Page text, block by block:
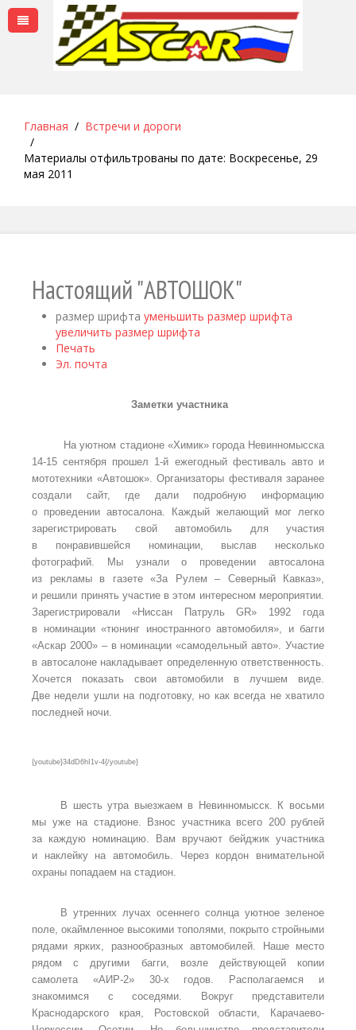
Главная Встречи и дороги
Материалы отфильтрованы по дате: Воскресенье, 29
мая 2011
Настоящий "АВТОШОК"
размер шрифта уменьшить размер шрифта
увеличить размер шрифта
Печать
Эл. почта
Заметки участника
На уютном стадионе «Химик» города Невинномысска
14-15 сентября прошел 1-й ежегодный фестиваль авто и
мототехники «Автошок». Организаторы фестиваля заранее
создали сайт, где дали подробную информацию
о проведении автосалона. Каждый желающий мог легко
зарегистрировать свой автомобиль для участия
в понравившейся номинации, выслав несколько
фотографий. Мы узнали о проведении автосалона
из рекламы в газете «За Рулем – Северный Кавказ»,
и решили принять участие в этом интересном мероприятии.
Зарегистрировали «Ниссан Патруль GR» 1992 года
в номинации «тюнинг иностранного автомобиля», и багги
«Аскар 2000» – в номинации «самодельный авто». Участие
в автосалоне накладывает определенную ответственность.
Хочется показать свои автомобили в лучшем виде.
Две недели ушли на подготовку, но как всегда не хватило
последней ночи.
{youtube}34dD6hI1v-4{/youtube}
В шесть утра выезжаем в Невинномысск. К восьми
мы уже на стадионе. Взнос участника всего 200 рублей
за каждую номинацию. Вам вручают бейджик участника
и наклейку на автомобиль. Через кордон внимательной
охраны попадаем на стадион.
В утренних лучах осеннего солнца уютное зеленое
поле, окаймленное высокими тополями, покрыто стройными
рядами ярких, разнообразных автомобилей. Наше место
рядом с другими багги, возле действующей копии
самолета «АИР-2» 30-х годов. Располагаемся и
знакомимся с соседями. Вокруг представители
Краснодарского края, Ростовской области, Карачаево-